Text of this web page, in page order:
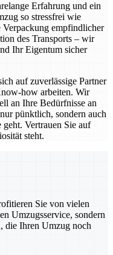
Erfahrung und ein
so stressfrei wie
Verpackung empfindlicher
des Transports – wir
Ihr Eigentum sicher
auf zuverlässige Partner
how arbeiten. Wir
an Ihre Bedürfnisse an
pünktlich, sondern auch
Vertrauen Sie auf
steht.
Sie von vielen
Umzugsservice, sondern
die Ihren Umzug noch